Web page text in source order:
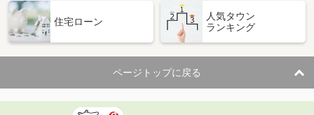
住宅ローン
人気タウン
ランキング
ページトップに戻る